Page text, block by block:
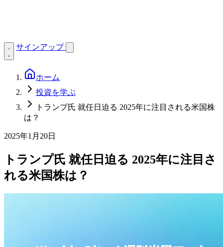
サインアップ
ホーム
投資を学ぶ
トランプ氏 就任日迫る 2025年に注目される米国株
は？
2025年1月20日
トランプ氏 就任日迫る 2025年に注目さ
れる米国株は？